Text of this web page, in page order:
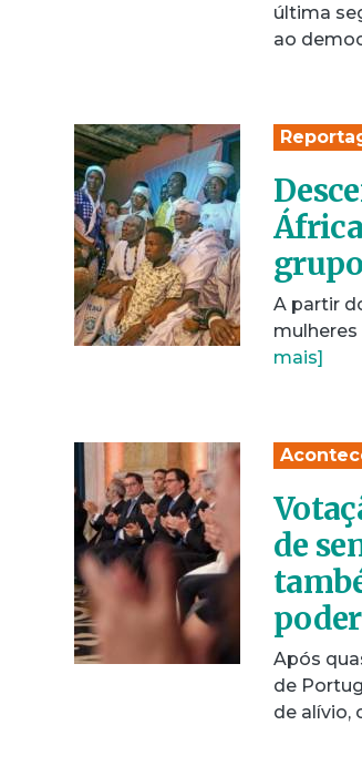
última
ao
A partir
mais]
de
Após
de
de alívio,